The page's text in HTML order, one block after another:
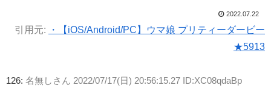
2022.07.22
引用元:
・【iOS/Android/PC】ウマ娘 プリティーダービー
★5913
126: 名無しさん 2022/07/17(日) 20:56:15.27 ID:XC08qdaBp